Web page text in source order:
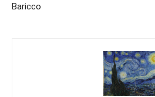
Baricco